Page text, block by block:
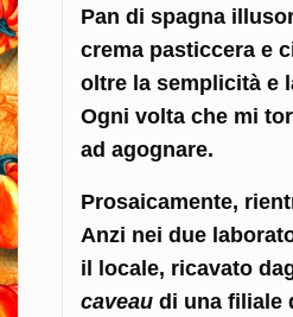
Pan di spagna
crema pasticcera e
oltre la semplicità e
Ogni volta che mi
ad agognare.
Prosaicamente,
Anzi nei due
il locale, ricavato
caveau di una filiale